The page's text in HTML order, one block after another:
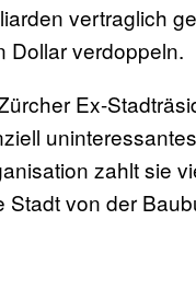
vertraglich
Dollar verdoppeln.
Ex-
zahlt sie
Stadt von der